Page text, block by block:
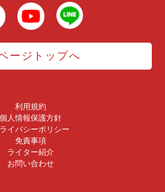
ージトップへ
利用規約
個人情報保護方針
イバシーポリシー
免責事項
ライター紹介
お問い合わせ